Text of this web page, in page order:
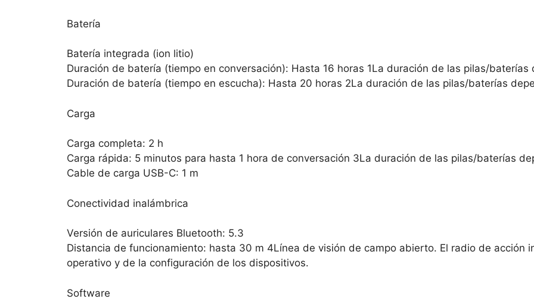
Batería
Batería integrada (ion litio)
Duración de batería (tiempo en conversación): Hasta 16 horas 1La duración de las pilas/
Duración de batería (tiempo en escucha): Hasta 20 horas 2La duración de las pilas/baterías
Carga
Carga completa: 2 h
Carga rápida: 5 minutos para hasta 1 hora de conversación 3La duración de las pilas/baterías
Cable de carga USB-C: 1 m
Conectividad inalámbrica
Versión de auriculares Bluetooth: 5.3
Distancia de funcionamiento: hasta 30 m 4Línea de visión de campo abierto. El radio de acción
operativo y de la configuración de los dispositivos.
Software